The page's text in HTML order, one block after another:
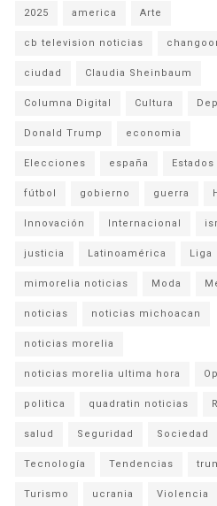
2025 america Arte
cb television noticias
ciudad Claudia Sheinbaum
Columna Digital Cultura
Donald Trump economia
Elecciones españa
fútbol gobierno guerra
Innovación Internacional
justicia Latinoamérica Liga
mimorelia noticias Moda
noticias noticias michoacan
noticias morelia
noticias morelia ultima hora
politica quadratin noticias
salud Seguridad Sociedad
Tecnología Tendencias
Turismo ucrania Violencia